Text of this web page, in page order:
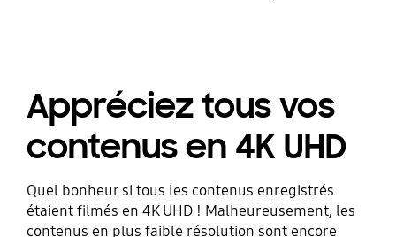
Appréciez tous vos
contenus en 4K UHD
Quel bonheur si tous les contenus enregistrés
étaient filmés en 4K UHD ! Malheureusement, les
contenus en plus faible résolution sont encore